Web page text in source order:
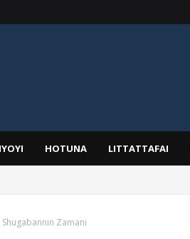
HOTUNA LITTATTAFAI
Farka
Zamani